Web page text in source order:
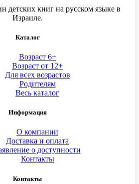
детских книг на русском языке в
Израиле.
Каталог
Возраст 6+
Возраст от 12+
Для всех возрастов
Родителям
Весь каталог
Информация
О компании
Доставка и оплата
о доступности
Контакты
Контакты